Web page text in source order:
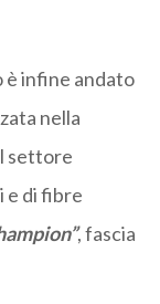
è infine andato
nella
settore
e di fibre
, fascia